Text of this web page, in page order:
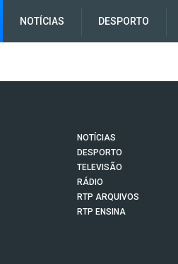
NOTÍCIAS DESPORTO
NOTÍCIAS
DESPORTO
TELEVISÃO
RÁDIO
RTP ARQUIVOS
RTP ENSINA